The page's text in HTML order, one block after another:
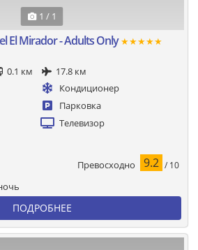
1 / 1
El Mirador - Adults Only★★★★★
0.1 км
17.8 км
Кондиционер
Парковка
Телевизор
Превосходно 9.2 / 10
ПОДРОБНЕЕ